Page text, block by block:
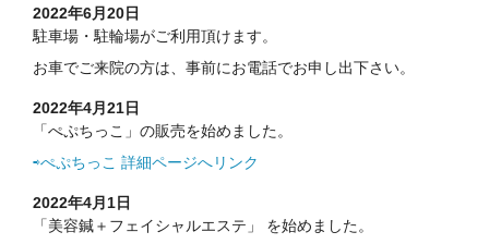
2022年6月20日
駐車場・駐輪場がご利用頂けます。
お車でご来院の方は、事前にお電話でお申し出下さい。
2022年4月21日
「ぺぷちっこ」の販売を始めました。
⇨ぺぷちっこ 詳細ページへリンク
2022年4月1日
「美容鍼＋フェイシャルエステ」 を始めました。